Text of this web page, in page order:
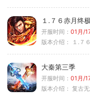
１.７６赤月终极
开服时间： 01月/
版本介绍：
１.７
大秦第三季
开服时间： 01月/
版本介绍： 复古